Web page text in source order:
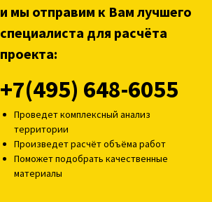
и мы отправим к Вам лучшего
специалиста для расчёта
проекта:
+7(495) 648-6055
Проведет комплексный анализ
территории
Произведет расчёт объёма работ
Поможет подобрать качественные
материалы